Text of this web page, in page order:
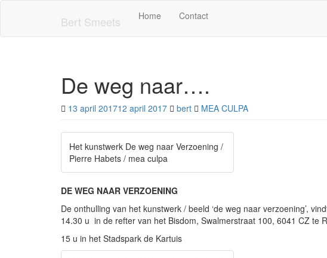
Bert Smeets Home Contact
De weg naar….
13 april 201712 april 2017 bert MEA CULPA
Het kunstwerk De weg naar Verzoening /
Pierre Habets / mea culpa
DE WEG NAAR VERZOENING
De onthulling van het kunstwerk / beeld ‘de weg naar verzoening’,
14.30 u in de refter van het Bisdom, Swalmerstraat 100, 6041 CZ te
15 u in het Stadspark de Kartuis